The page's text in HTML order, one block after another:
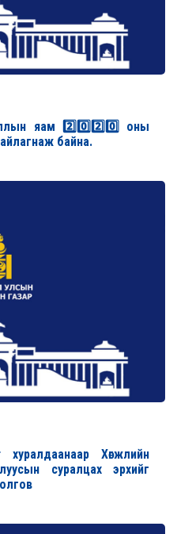
яам 2️⃣0️⃣2️⃣0️⃣ оны
байна.
Хөгжлийн
суралцах эрхийг